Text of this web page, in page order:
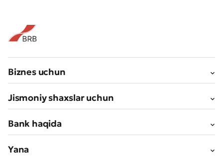
Biznes uchun
Jismoniy shaxslar uchun
Bank haqida
Yana